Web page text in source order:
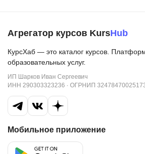
Агрегатор курсов KursHub
КурсХаб — это каталог курсов.
образовательных услуг.
ИП Шарков Иван Сергеевич
ИНН 290303323236 · ОГРНИП
Мобильное приложение